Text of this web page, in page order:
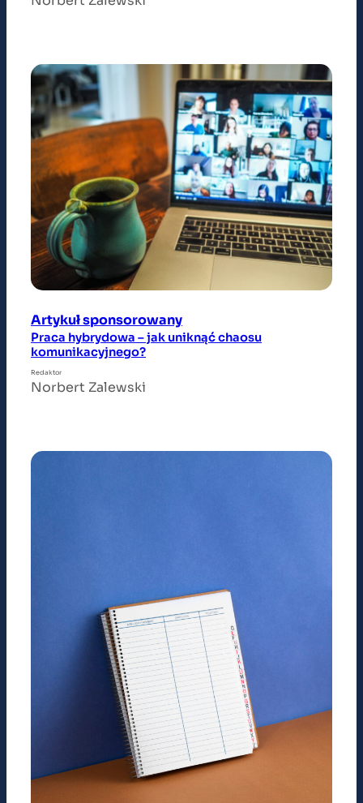
Artykuł sponsorowany
Praca hybrydowa – jak uniknąć chaosu
komunikacyjnego?
Redaktor
Norbert Zalewski